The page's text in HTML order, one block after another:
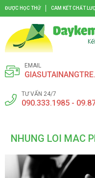
ĐƯỢC HỌC THỬ CAM KẾT CHẤT
EMAIL
TƯ VẤN 24/7
090.333.1985 -
NHUNG LOI MAC